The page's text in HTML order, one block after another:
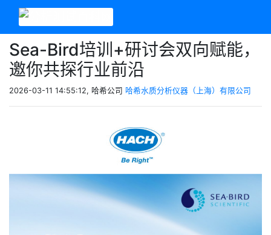
Sea-Bird培训+研讨会双向赋能，
邀你共探行业前沿
2026-03-11 14:55:12, 哈希公司 哈希水质分析仪器（上海）有限公司